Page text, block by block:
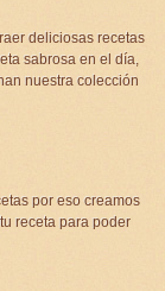
deliciosas recetas
sabrosa en el día,
nuestra colección
por eso creamos
receta para poder